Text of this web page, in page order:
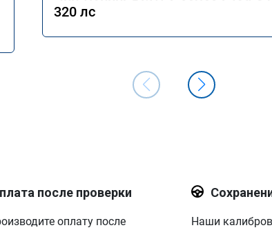
320 лс
после проверки
оплату после
Наши